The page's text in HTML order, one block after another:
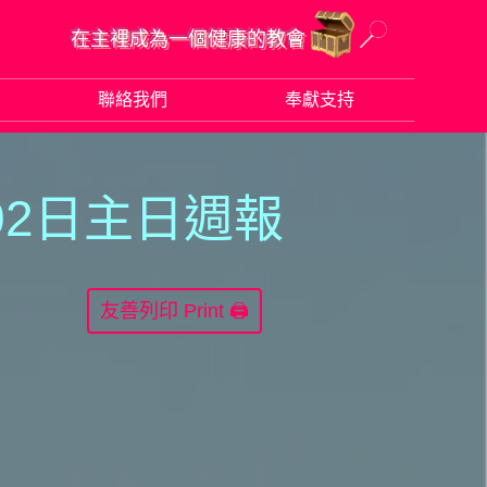
在主裡成為一個健康的教會
聯絡我們 奉獻支持
日主日週報
Print 🖨